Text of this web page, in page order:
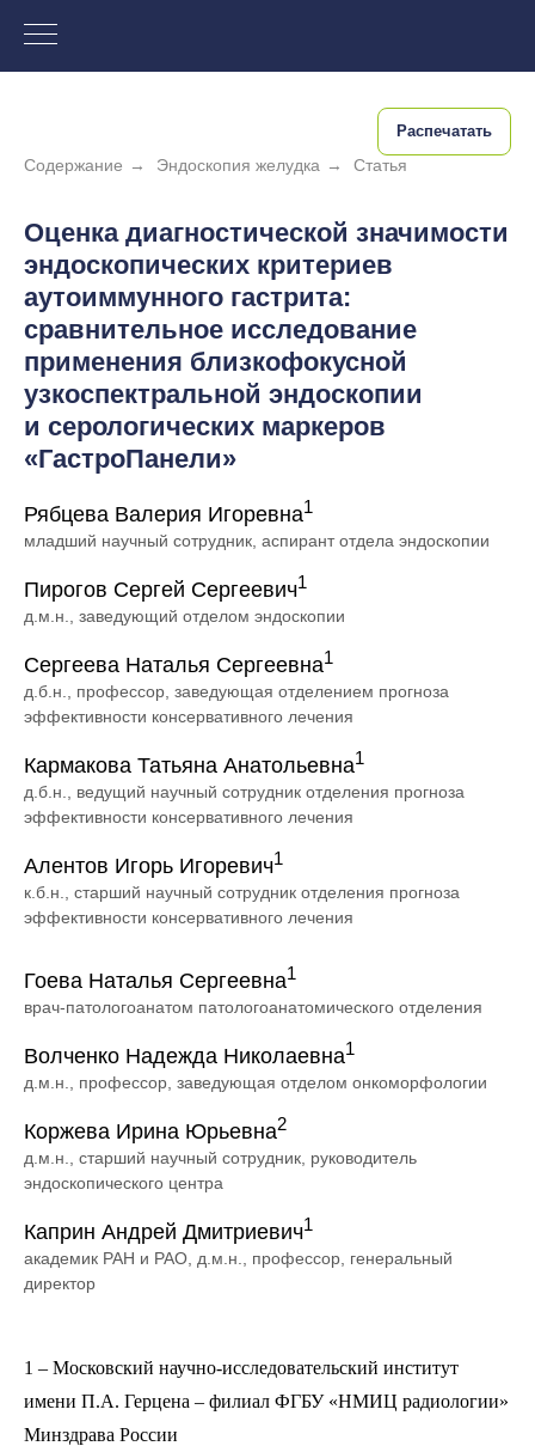
Распечатать
Содержание → Эндоскопия желудка → Статья
Оценка диагностической значимости
эндоскопических критериев
аутоиммунного гастрита:
сравнительное исследование
применения близкофокусной
узкоспектральной эндоскопии
и серологических маркеров
«ГастроПанели»
Рябцева Валерия Игоревна1
младший научный сотрудник, аспирант отдела эндоскопии
Пирогов Сергей Сергеевич1
д.м.н., заведующий отделом эндоскопии
Сергеева Наталья Сергеевна1
д.б.н., профессор, заведующая отделением прогноза
эффективности консервативного лечения
Кармакова Татьяна Анатольевна1
д.б.н., ведущий научный сотрудник отделения прогноза
эффективности консервативного лечения
Алентов Игорь Игоревич1
к.б.н., старший научный сотрудник отделения прогноза
эффективности консервативного лечения
Гоева Наталья Сергеевна1
врач-патологоанатом патологоанатомического отделения
Волченко Надежда Николаевна1
д.м.н., профессор, заведующая отделом онкоморфологии
Коржева Ирина Юрьевна2
д.м.н., старший научный сотрудник, руководитель
эндоскопического центра
Каприн Андрей Дмитриевич1
академик РАН и РАО, д.м.н., профессор, генеральный
директор
1 – Московский научно-исследовательский институт
имени П.А. Герцена – филиал ФГБУ «НМИЦ радиологии»
Минздрава России